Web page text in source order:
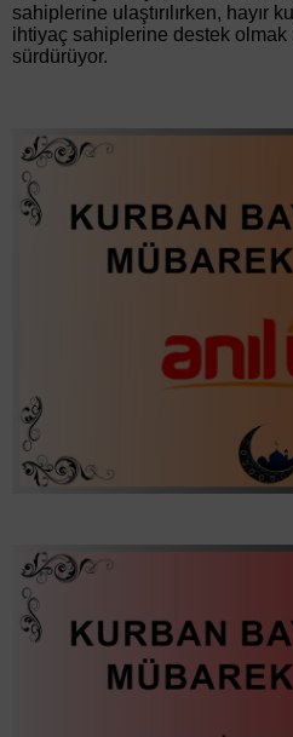
sahiplerine ulaştırılırken, hayır
ihtiyaç sahiplerine destek olmak
sürdürüyor.